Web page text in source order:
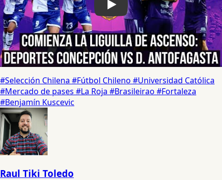
#Selección Chilena #Fútbol Chileno #Universidad Católica
#Mercado de pases #La Roja #Brasileirao #Fortaleza
#Benjamín Kuscevic
Raul Tiki Toledo